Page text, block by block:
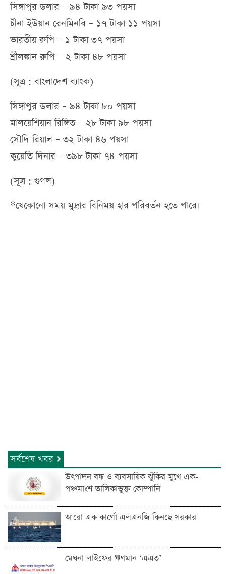
সিঙ্গাপুর ডলার – ৯৪ টাকা ৯৩ পয়সা
চীনা ইউয়ান রেনমিনবি – ১৭ টাকা ১১ পয়সা
ভারতীয় রুপি – ১ টাকা ৩৭ পয়সা
শ্রীলঙ্কান রুপি – ২ টাকা ৪৮ পয়সা
(সূত্র : বাংলাদেশ ব্যাংক)
সিঙ্গাপুর ডলার – ৯৪ টাকা ৮০ পয়সা
মালয়েশিয়ান রিঙ্গিত – ২৮ টাকা ৯৮ পয়সা
সৌদি রিয়াল – ৩২ টাকা ৪৬ পয়সা
কুয়েতি দিনার – ৩৯৮ টাকা ৭৪ পয়সা
(সূত্র : গুগল)
*যেকোনো সময় মুদ্রার বিনিময় হার পরিবর্তন হতে পারে।
সর্বশেষ খবর
উৎপাদন বন্ধ ও ব্যবসায়িক ঝুঁকির মুখে এক-
পঞ্চমাংশ তালিকাভুক্ত কোম্পানি
আরো এক কার্গো এলএনজি কিনছে সরকার
মেঘনা লাইফের ঋণমান ‘‌এএ৩’